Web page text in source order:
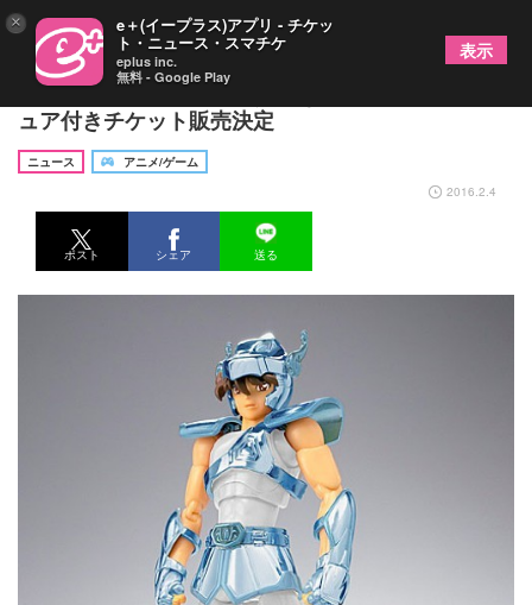
【聖闘士星矢30周年展】貴重なペガサス星矢フィギ
ュア付きチケット販売決定
ニュース
アニメ/ゲーム
2016.2.4
ポスト シェア 送る
× e＋(イープラス)アプリ - チケッ
ト・ニュース・スマチケ
eplus inc.
無料 - Google Play
表示